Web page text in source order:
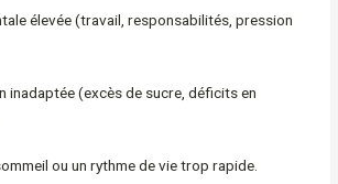
élevée (travail, responsabilités, pression
inadaptée (excès de sucre, déficits en
ou un rythme de vie trop rapide.